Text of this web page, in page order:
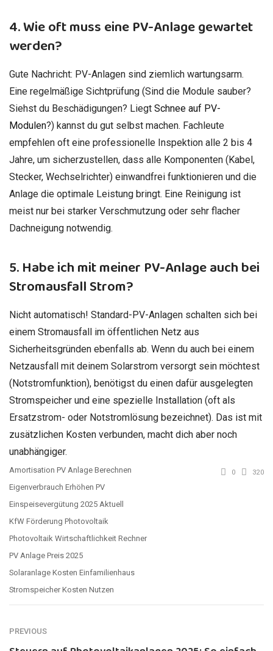
4. Wie oft muss eine PV-Anlage gewartet
werden?
Gute Nachricht: PV-Anlagen sind ziemlich wartungsarm.
Eine regelmäßige Sichtprüfung (Sind die Module sauber?
Siehst du Beschädigungen? Liegt Schnee auf PV-
Modulen?) kannst du gut selbst machen. Fachleute
empfehlen oft eine professionelle Inspektion alle 2 bis 4
Jahre, um sicherzustellen, dass alle Komponenten (Kabel,
Stecker, Wechselrichter) einwandfrei funktionieren und die
Anlage die optimale Leistung bringt. Eine Reinigung ist
meist nur bei starker Verschmutzung oder sehr flacher
Dachneigung notwendig.
5. Habe ich mit meiner PV-Anlage auch bei
Stromausfall Strom?
Nicht automatisch! Standard-PV-Anlagen schalten sich bei
einem Stromausfall im öffentlichen Netz aus
Sicherheitsgründen ebenfalls ab. Wenn du auch bei einem
Netzausfall mit deinem Solarstrom versorgt sein möchtest
(Notstromfunktion), benötigst du einen dafür ausgelegten
Stromspeicher und eine spezielle Installation (oft als
Ersatzstrom- oder Notstromlösung bezeichnet). Das ist mit
zusätzlichen Kosten verbunden, macht dich aber noch
unabhängiger.
Amortisation PV Anlage Berechnen
Eigenverbrauch Erhöhen PV
Einspeisevergütung 2025 Aktuell
KfW Förderung Photovoltaik
Photovoltaik Wirtschaftlichkeit Rechner
PV Anlage Preis 2025
Solaranlage Kosten Einfamilienhaus
Stromspeicher Kosten Nutzen
0 320
PREVIOUS